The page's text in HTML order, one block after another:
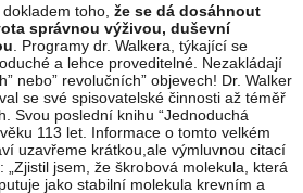
toho, že se dá dosáhnout
správnou výživou, duševní
. Programy dr. Walkera, týkající se
a lehce proveditelné. Nezakládají
nebo” revolučních” objevech! Dr. Walker
se své spisovatelské činnosti až téměř
Svou poslední knihu “Jednoduchá
113 let. Informace o tomto velkém
uzavřeme krátkou,ale výmluvnou citací
„Zjistil jsem, že škrobová molekula, která
jako stabilní molekula krevním a